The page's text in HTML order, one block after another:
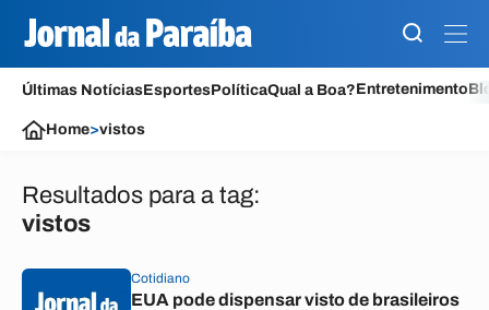
Últimas NotíciasEsportesPolíticaQual a Boa?Entretenimento
Home>vistos
Resultados para a tag:
vistos
Cotidiano
EUA pode dispensar visto de brasileiros